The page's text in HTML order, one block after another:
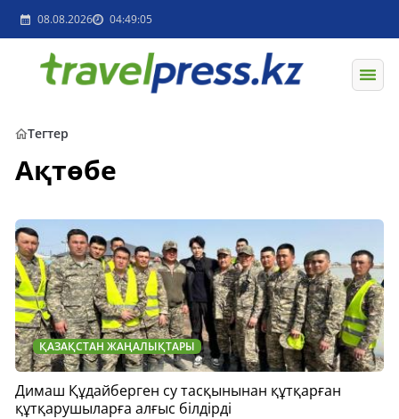
08.08.2026 04:49:05
Тегтер
Ақтөбе
ҚАЗАҚСТАН ЖАҢАЛЫҚТАРЫ
Димаш Құдайберген су тасқынынан құтқарған
құтқарушыларға алғыс білдірді